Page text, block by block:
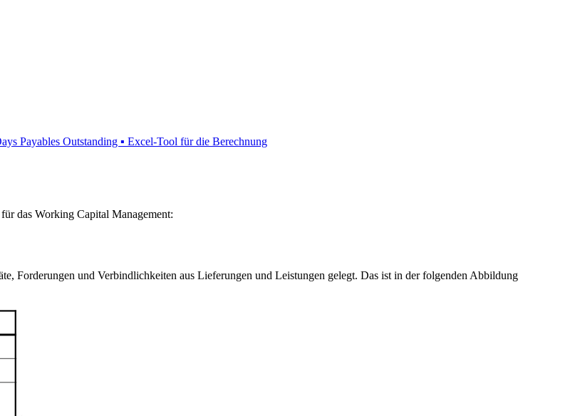
Payables Outstanding ▪ Excel-Tool für die Berechnung
das Working Capital Management:
Forderungen und Verbindlichkeiten aus Lieferungen und Leistungen gelegt. Das ist in der folgenden Abbildung